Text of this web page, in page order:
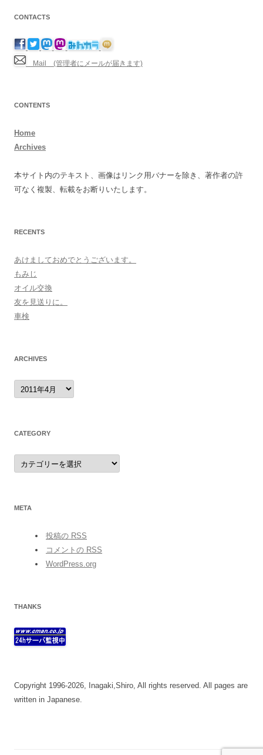
CONTACTS
Mail (管理者にメールが届きます)
CONTENTS
Home
Archives
本サイト内のテキスト、画像はリンク用バナーを除き、著作者の許
可なく複製、転載をお断りいたします。
RECENTS
あけましておめでとうございます。
もみじ
オイル交換
友を見送りに。
車検
ARCHIVES
archives
CATEGORY
category
META
投稿の RSS
コメントの RSS
WordPress.org
THANKS
Copyright 1996-2026, Inagaki,Shiro, All rights reserved. All pages are
written in Japanese.